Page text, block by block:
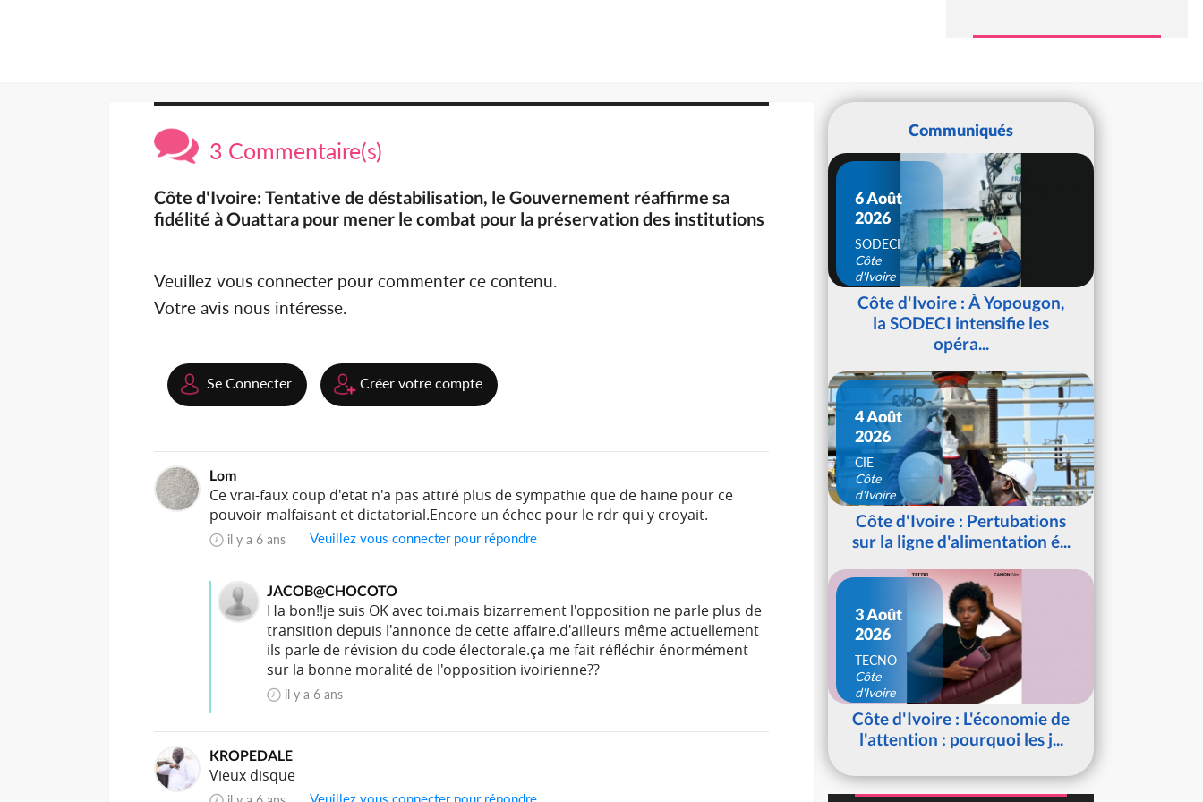
3 Commentaire(s)
Côte d'Ivoire: Tentative de déstabilisation, le Gouvernement réaffirme sa
fidélité à Ouattara pour mener le combat pour la préservation des institutions
Veuillez vous connecter pour commenter ce contenu.
Votre avis nous intéresse.
Se Connecter Créer votre compte
Lom
Ce vrai-faux coup d'etat n'a pas attiré plus de sympathie que de haine pour ce
pouvoir malfaisant et dictatorial.Encore un échec pour le rdr qui y croyait.
il y a 6 ans Veuillez vous connecter pour répondre
JACOB@CHOCOTO
Ha bon!!je suis OK avec toi.mais bizarrement l'opposition ne parle plus de
transition depuis l'annonce de cette affaire.d'ailleurs même actuellement
ils parle de révision du code électorale.ça me fait réfléchir énormément
sur la bonne moralité de l'opposition ivoirienne??
il y a 6 ans
KROPEDALE
Vieux disque
Veuillez vous connecter pour répondre
Communiqués
6 Août
2026
SODECI
Côte
d'Ivoire
Côte d'Ivoire : À Yopougon,
la SODECI intensifie les
opéra...
4 Août
2026
CIE
Côte
d'Ivoire
Côte d'Ivoire : Pertubations
sur la ligne d'alimentation é...
3 Août
2026
TECNO
Côte
d'Ivoire
Côte d'Ivoire : L'économie de
l'attention : pourquoi les j...